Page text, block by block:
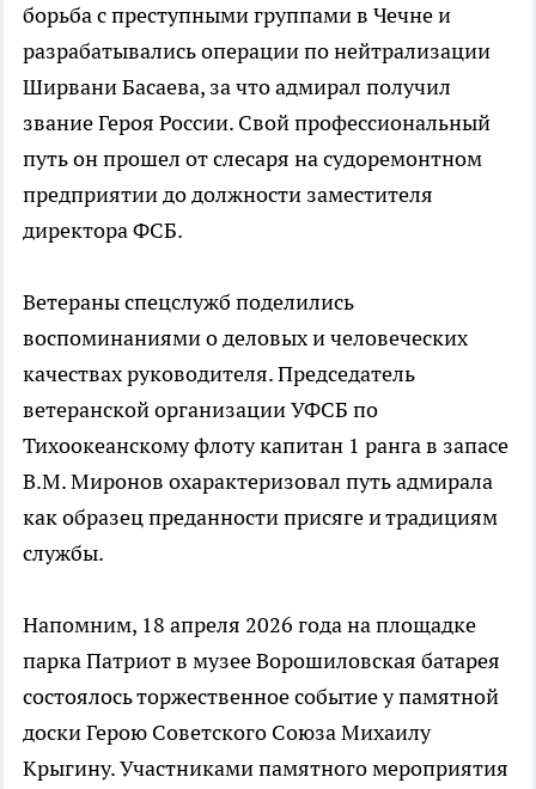
борьба с преступными группами в Чечне и
разрабатывались операции по нейтрализации
Ширвани Басаева, за что адмирал получил
звание Героя России. Свой профессиональный
путь он прошел от слесаря на судоремонтном
предприятии до должности заместителя
директора ФСБ.
Ветераны спецслужб поделились
воспоминаниями о деловых и человеческих
качествах руководителя. Председатель
ветеранской организации УФСБ по
Тихоокеанскому флоту капитан 1 ранга в запасе
В.М. Миронов охарактеризовал путь адмирала
как образец преданности присяге и традициям
службы.
Напомним, 18 апреля 2026 года на площадке
парка Патриот в музее Ворошиловская батарея
состоялось торжественное событие у памятной
доски Герою Советского Союза Михаилу
Крыгину. Участниками памятного мероприятия